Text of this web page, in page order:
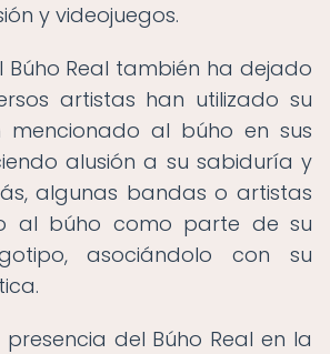
y videojuegos.
Búho Real también ha dejado
artistas han utilizado su
al búho en sus
alusión a su sabiduría y
algunas bandas o artistas
al búho como parte de su
asociándolo con su
presencia del Búho Real en la